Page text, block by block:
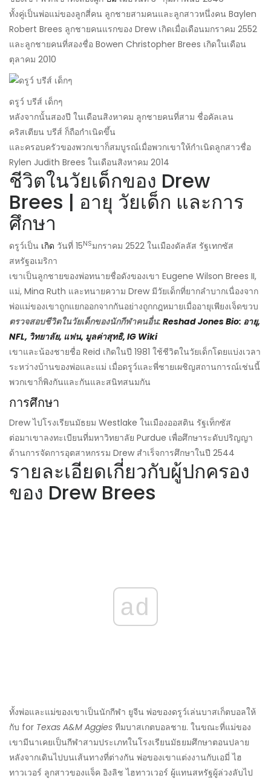
ทั้งคู่เป็นพ่อแม่ของลูกสี่คน ลูกชายสามคนและลูกสาวหนึ่งคน Baylen
Robert Brees ลูกชายคนแรกของ Drew เกิดเมื่อเดือนมกราคม 2552
และลูกชายคนที่สองชื่อ Bowen Christopher Brees เกิดในเดือน
ตุลาคม 2010
ดรูว์ บรีส์ เด็กๆ
หลังจากนั้นสองปี ในเดือนสิงหาคม ลูกชายคนที่สาม ชื่อคัลเลน
คริสเตียน บรีส์ ก็ถือกำเนิดขึ้น
และครอบครัวของพวกเขาก็สมบูรณ์เมื่อพวกเขาให้กำเนิดลูกสาวชื่อ
Rylen Judith Brees ในเดือนสิงหาคม 2014
ชีวิตในวัยเด็กของ Drew
Brees | อายุ วัยเด็ก และการ
ศึกษา
ดรูว์เป็น เกิด วันที่ 15NSมกราคม 2522 ในเมืองดัลลัส รัฐเทกซัส
สหรัฐอเมริกา
เขาเป็นลูกชายของพ่อทนายชื่อดังของเขา Eugene Wilson Brees II,
แม่, Mina Ruth และทนายความ Drew มีวัยเด็กที่ยากลำบากเนื่องจาก
พ่อแม่ของเขาถูกแยกออกจากกันอย่างถูกกฎหมายเมื่ออายุเพียงเจ็ดขวบ
ตรวจสอบชีวิตในวัยเด็กของนักกีฬาคนอื่น: Reshad Jones Bio: อายุ,
NFL, วิทยาลัย, แฟน, มูลค่าสุทธิ, IG Wiki
เขาและน้องชายชื่อ Reid เกิดในปี 1981 ใช้ชีวิตในวัยเด็กโดยแบ่งเวลา
ระหว่างบ้านของพ่อและแม่ เมื่อดรูว์และพี่ชายเผชิญสถานการณ์เช่นนี้
พวกเขาก็พิงกันและกันและสนิทสนมกัน
การศึกษา
Drew ไปโรงเรียนมัธยม Westlake ในเมืองออสติน รัฐเท็กซัส
ต่อมาเขาลงทะเบียนที่มหาวิทยาลัย Purdue เพื่อศึกษาระดับปริญญา
ด้านการจัดการอุตสาหกรรม Drew สำเร็จการศึกษาในปี 2544
รายละเอียดเกี่ยวกับผู้ปกครอง
ของ Drew Brees
ad
ทั้งพ่อและแม่ของเขาเป็นนักกีฬา ยูจีน พ่อของดรูว์เล่นบาสเก็ตบอลให้
กับ for Texas A&M Aggies ทีมบาสเกตบอลชาย. ในขณะที่แม่ของ
เขามีนาเคยเป็นกีฬาสามประเภทในโรงเรียนมัธยมศึกษาตอนปลาย
หลังจากเดินไปบนเส้นทางที่ต่างกัน พ่อของเขาแต่งงานกับเอมี่ ไฮ
ทาวเวอร์ ลูกสาวของแจ็ค อิงลิช ไฮทาวเวอร์ ผู้แทนสหรัฐผู้ล่วงลับไป